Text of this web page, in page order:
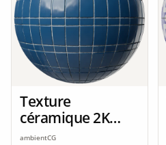
Texture
céramique 2K
seamless
ambientCG